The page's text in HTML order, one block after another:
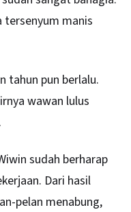
tersenyum manis
tahun pun berlalu.
wawan lulus
sudah berharap
Dari hasil
pelan menabung,